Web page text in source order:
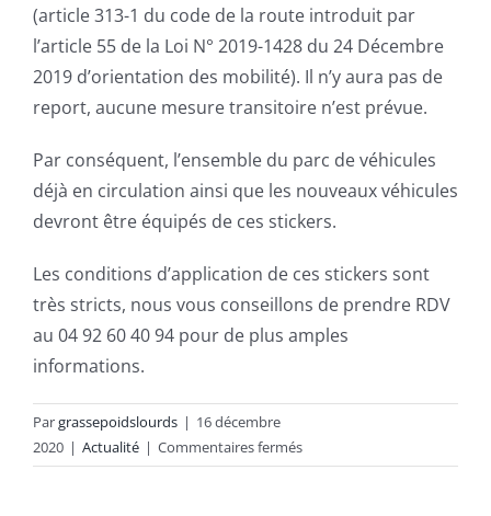
(article 313-1 du code de la route introduit par
l’article 55 de la Loi N° 2019-1428 du 24 Décembre
2019 d’orientation des mobilité). Il n’y aura pas de
report, aucune mesure transitoire n’est prévue.
Par conséquent, l’ensemble du parc de véhicules
déjà en circulation ainsi que les nouveaux véhicules
devront être équipés de ces stickers.
Les conditions d’application de ces stickers sont
très stricts, nous vous conseillons de prendre RDV
au 04 92 60 40 94 pour de plus amples
informations.
Pargrassepoidslourds | 16 décembre
2020 | Actualité | Commentaires ferméssur
Nouvelle